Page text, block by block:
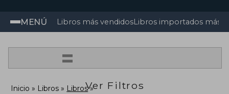
MENÚ Libros más vendidosLibros importados más
=
Ver Filtros
Inicio Libros Libros